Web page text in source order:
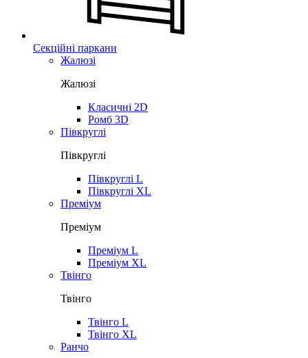
Секційні паркани
Жалюзі
Жалюзі
Класичні 2D
Ромб 3D
Півкруглі
Півкруглі
Півкруглі L
Півкруглі XL
Преміум
Преміум
Преміум L
Преміум XL
Твінго
Твінго
Твінго L
Твінго XL
Ранчо